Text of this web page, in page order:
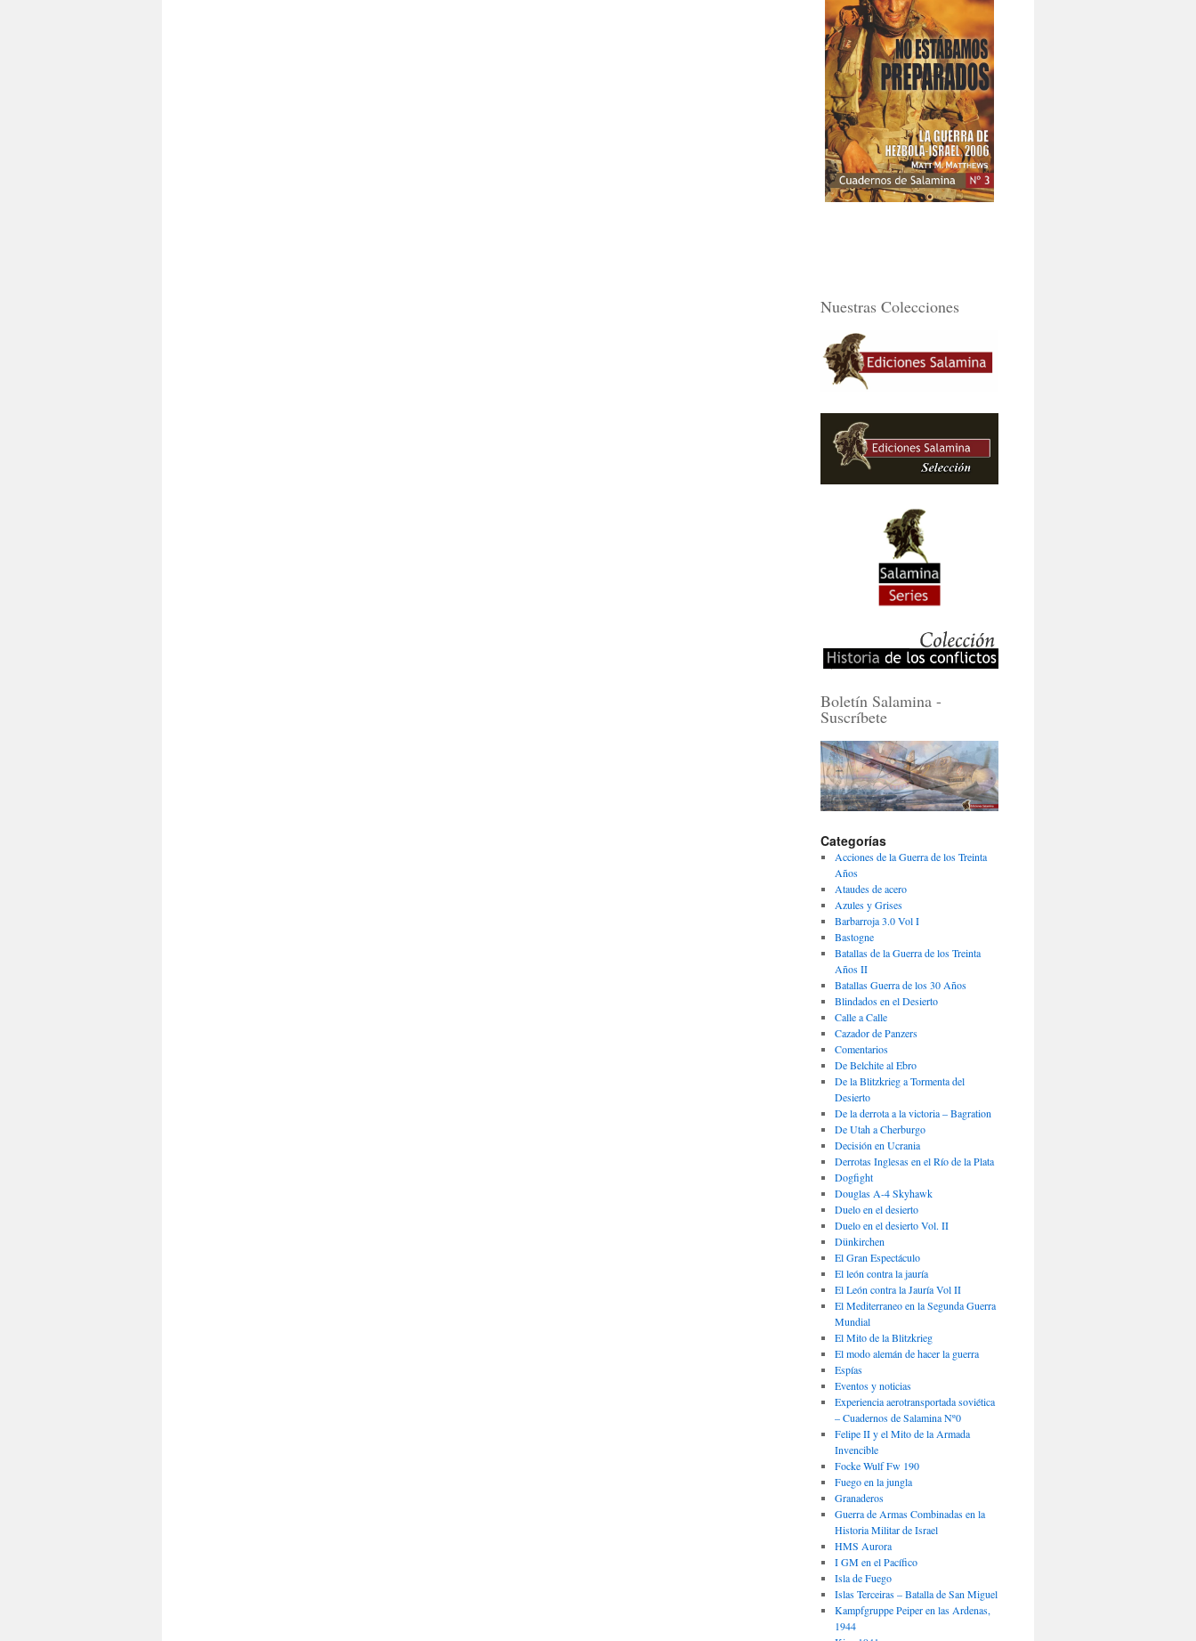
Nuestras Colecciones
Boletín Salamina -
Suscríbete
Categorías
Acciones de la Guerra de los Treinta
Años
Ataudes de acero
Azules y Grises
Barbarroja 3.0 Vol I
Bastogne
Batallas de la Guerra de los Treinta
Años II
Batallas Guerra de los 30 Años
Blindados en el Desierto
Calle a Calle
Cazador de Panzers
Comentarios
De Belchite al Ebro
De la Blitzkrieg a Tormenta del
Desierto
De la derrota a la victoria – Bagration
De Utah a Cherburgo
Decisión en Ucrania
Derrotas Inglesas en el Río de la Plata
Dogfight
Douglas A-4 Skyhawk
Duelo en el desierto
Duelo en el desierto Vol. II
Dünkirchen
El Gran Espectáculo
El león contra la jauría
El León contra la Jauría Vol II
El Mediterraneo en la Segunda Guerra
Mundial
El Mito de la Blitzkrieg
El modo alemán de hacer la guerra
Espías
Eventos y noticias
Experiencia aerotransportada soviética
– Cuadernos de Salamina Nº0
Felipe II y el Mito de la Armada
Invencible
Focke Wulf Fw 190
Fuego en la jungla
Granaderos
Guerra de Armas Combinadas en la
Historia Militar de Israel
HMS Aurora
I GM en el Pacífico
Isla de Fuego
Islas Terceiras – Batalla de San Miguel
Kampfgruppe Peiper en las Ardenas,
1944